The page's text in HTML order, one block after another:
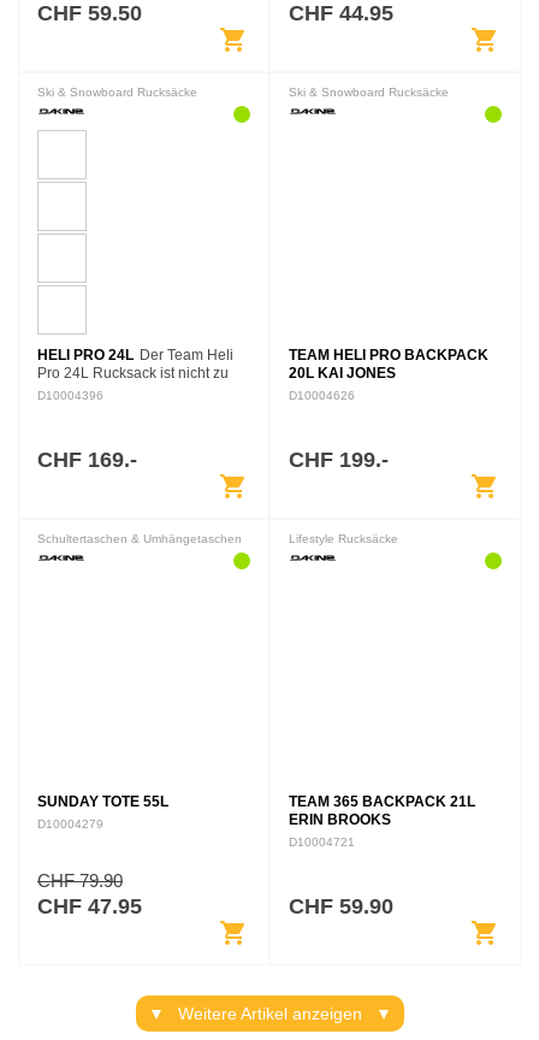
CHF 59.50
shopping_cart
CHF 44.95
shopping_cart
Ski & Snowboard Rucksäcke
HELI PRO 24L Der Team Heli
Pro 24L Rucksack ist nicht zu
groß und nicht zu klein und liegt
D10004396
CHF 169.-
shopping_cart
Ski & Snowboard Rucksäcke
TEAM HELI PRO BACKPACK
20L KAI JONES
D10004626
CHF 199.-
shopping_cart
Schultertaschen & Umhängetaschen
SUNDAY TOTE 55L
D10004279
CHF 79.90
CHF 47.95
shopping_cart
Lifestyle Rucksäcke
TEAM 365 BACKPACK 21L
ERIN BROOKS
D10004721
CHF 59.90
shopping_cart
Weitere Artikel anzeigen